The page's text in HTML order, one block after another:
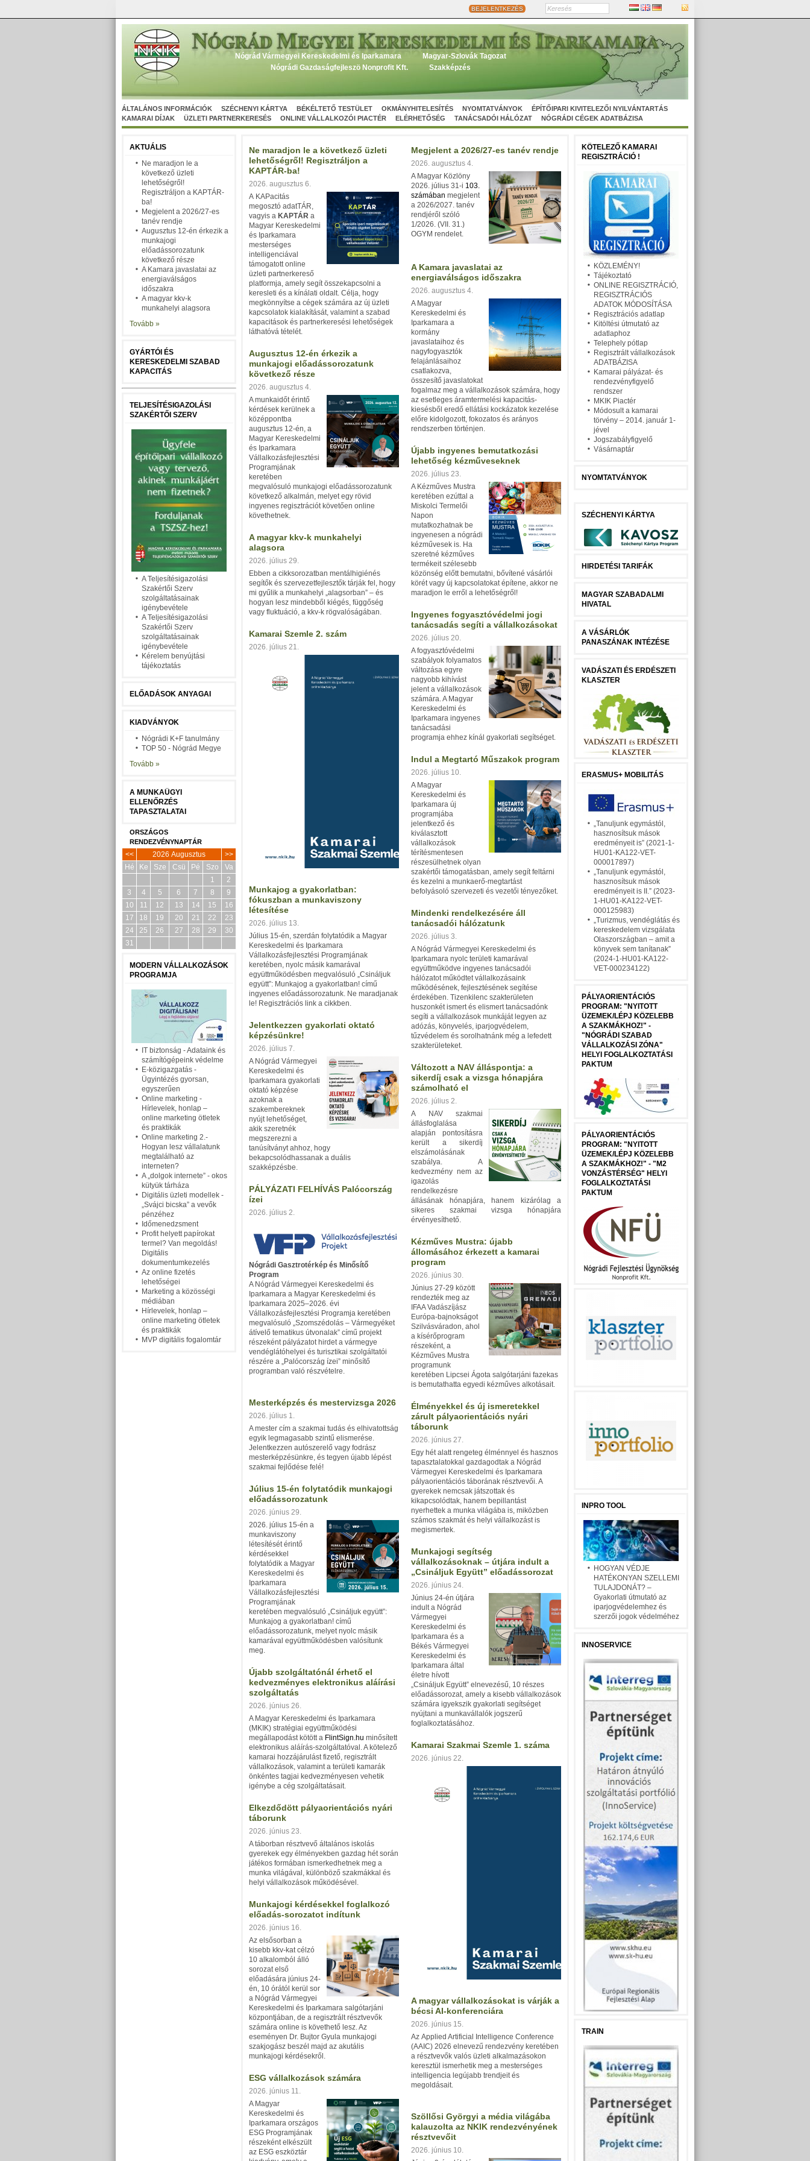
BEJELENTKEZÉS
Nógrád Vármegyei Kereskedelmi és Iparkamara
Magyar-Szlovák Tagozat
Nógrádi Gazdaságfejleszö Nonprofit Kft.
Szakképzés
ÁLTALÁNOS INFORMÁCIÓK SZÉCHENYI KÁRTYA BÉKÉLTETŐ TESTÜLET OKMÁNYHITELESÍTÉS NYOMTATVÁNYOK
ÉPÍTŐIPARI KIVITELEZŐI NYILVÁNTARTÁS
KAMARAI DÍJAK
ÜZLETI PARTNERKERESÉS ONLINE VÁLLALKOZÓI PIACTÉR ELÉRHETŐSÉG TANÁCSADÓI HÁLÓZAT NÓGRÁDI CÉGEK ADATBÁZISA
AKTUÁLIS
Ne maradjon le a
következő üzleti
lehetőségről!
Regisztráljon a KAPTÁR-
ba!
Megjelent a 2026/27-es
tanév rendje
Augusztus 12-én érkezik a
munkajogi
előadássorozatunk
következő része
A Kamara javaslatai az
energiaválságos
időszakra
A magyar kkv-k
munkahelyi alagsora
Tovább »
GYÁRTÓI ÉS
KERESKEDELMI SZABAD
KAPACITÁS
TELJESÍTÉSIGAZOLÁSI
SZAKÉRTŐI SZERV
A Teljesítésigazolási
Szakértői Szerv
szolgáltatásainak
igénybevétele
A Teljesítésigazolási
Szakértői Szerv
szolgáltatásainak
igénybevétele
Kérelem benyújtási
tájékoztatás
ELŐADÁSOK ANYAGAI
KIADVÁNYOK
Nógrádi K+F tanulmány
TOP 50 - Nógrád Megye
Tovább »
A MUNKAÜGYI
ELLENŐRZÉS
TAPASZTALATAI
ORSZÁGOS
RENDEZVÉNYNAPTÁR
<< 2026 Augusztus
>>
Hé
Ke Sze Csü Pé Szo
Va
1
2
3
4 5 6 7 8
9
10
11 12 13 14 15
16
17
18 19 20 21 22
23
24
25 26 27 28 29
30
31
MODERN VÁLLALKOZÁSOK
PROGRAMJA
IT biztonság - Adataink és
számítógépeink védelme
E-közigazgatás -
Ügyintézés gyorsan,
egyszerűen
Online marketing -
Hírlevelek, honlap –
online marketing ötletek
és praktikák
Online marketing 2.-
Hogyan lesz vállalatunk
megtalálható az
interneten?
A „dolgok internete” - okos
kütyük tárháza
Digitális üzleti modellek -
„Svájci bicska” a vevők
pénzéhez
Időmenedzsment
Profit helyett papírokat
termel? Van megoldás!
Digitális
dokumentumkezelés
Az online fizetés
lehetőségei
Marketing a közösségi
médiában
Hírlevelek, honlap –
online marketing ötletek
és praktikák
MVP digitális fogalomtár
Ne maradjon le a következő üzleti
lehetőségről! Regisztráljon a
KAPTÁR-ba!
2026. augusztus 6.
A KAPacitás
megosztó adatTÁR,
vagyis a KAPTÁR a
Magyar Kereskedelmi
és Iparkamara
mesterséges
intelligenciával
támogatott online
üzleti partnerkereső
platformja, amely segít összekapcsolni a
keresleti és a kínálati oldalt. Célja, hogy
megkönnyítse a cégek számára az új üzleti
kapcsolatok kialakítását, valamint a szabad
kapacitások és partnerkeresési lehetőségek
láthatóvá tételét.
Augusztus 12-én érkezik a
munkajogi előadássorozatunk
következő része
2026. augusztus 4.
A munkaidőt érintő
kérdések kerülnek a
középpontba
augusztus 12-én, a
Magyar Kereskedelmi
és Iparkamara
Vállalkozásfejlesztési
Programjának
keretében
megvalósuló munkajogi előadássorozatunk
következő alkalmán, melyet egy rövid
ingyenes regisztrációt követően online
követhetnek.
A magyar kkv-k munkahelyi
alagsora
2026. július 29.
Ebben a cikksorozatban mentálhigiénés
segítők és szervezetfejlesztők tárják fel, hogy
mi gyűlik a munkahelyi „alagsorban” – és
hogyan lesz mindebből kiégés, függőség
vagy fluktuáció, a kkv-k rögvalóságában.
Kamarai Szemle 2. szám
2026. július 21.
Munkajog a gyakorlatban:
fókuszban a munkaviszony
létesítése
2026. július 13.
Július 15-én, szerdán folytatódik a Magyar
Kereskedelmi és Iparkamara
Vállalkozásfejlesztési Programjának
keretében, nyolc másik kamarával
együttműködésben megvalósuló „Csináljuk
együtt”: Munkajog a gyakorlatban! című
ingyenes előadássorozatunk. Ne maradjanak
le! Regisztrációs link a cikkben.
Jelentkezzen gyakorlati oktató
képzésünkre!
2026. július 7.
A Nógrád Vármegyei
Kereskedelmi és
Iparkamara gyakorlati
oktató képzése
azoknak a
szakembereknek
nyújt lehetőséget,
akik szeretnék
megszerezni a
tanúsítványt ahhoz, hogy
bekapcsolódhassanak a duális
szakképzésbe.
PÁLYÁZATI FELHÍVÁS Palócország
ízei
2026. július 2.
Nógrádi Gasztrotérkép és Minősítő
Program
A Nógrád Vármegyei Kereskedelmi és
Iparkamara a Magyar Kereskedelmi és
Iparkamara 2025–2026. évi
Vállalkozásfejlesztési Programja keretében
megvalósuló „Szomszédolás – Vármegyéket
átívelő tematikus útvonalak” című projekt
részeként pályázatot hirdet a vármegye
vendéglátóhelyei és turisztikai szolgáltatói
részére a „Palócország ízei” minősítő
programban való részvételre.
Mesterképzés és mestervizsga 2026
2026. július 1.
A mester cím a szakmai tudás és elhivatottság
egyik legmagasabb szintű elismerése.
Jelentkezzen autószerelő vagy fodrász
mesterképzésünkre, és tegyen újabb lépést
szakmai fejlődése felé!
Július 15-én folytatódik munkajogi
előadássorozatunk
2026. június 29.
2026. július 15-én a
munkaviszony
létesítését érintő
kérdésekkel
folytatódik a Magyar
Kereskedelmi és
Iparkamara
Vállalkozásfejlesztési
Programjának
keretében megvalósuló „Csináljuk együtt”:
Munkajog a gyakorlatban! című
előadássorozatunk, melyet nyolc másik
kamarával együttműködésben valósítunk
meg.
Újabb szolgáltatónál érhető el
kedvezményes elektronikus aláírási
szolgáltatás
2026. június 26.
A Magyar Kereskedelmi és Iparkamara
(MKIK) stratégiai együttműködési
megállapodást kötött a FlintSign.hu minősített
elektronikus aláírás-szolgáltatóval. A kötelező
kamarai hozzájárulást fizető, regisztrált
vállalkozások, valamint a területi kamarák
önkéntes tagjai kedvezményesen vehetik
igénybe a cég szolgáltatásait.
Elkezdődött pályaorientációs nyári
táborunk
2026. június 23.
A táborban résztvevő általános iskolás
gyerekek egy élményekben gazdag hét során
játékos formában ismerkedhetnek meg a
munka világával, különböző szakmákkal és
helyi vállalkozások működésével.
Munkajogi kérdésekkel foglalkozó
előadás-sorozatot indítunk
2026. június 16.
Az elsősorban a
kisebb kkv-kat célzó
10 alkalomból álló
sorozat első
előadására június 24-
én, 10 órától kerül sor
a Nógrád Vármegyei
Kereskedelmi és Iparkamara salgótarjáni
központjában, de a regisztrált résztvevők
számára online is követhető lesz. Az
eseményen Dr. Bujtor Gyula munkajogi
szakjogász beszél majd az akutális
munkajogi kérdésekről.
ESG vállalkozások számára
2026. június 11.
A Magyar
Kereskedelmi és
Iparkamara országos
ESG Programjának
részeként elkészült
az ESG eszköztár
Megjelent a 2026/27-es tanév rendje
2026. augusztus 4.
A Magyar Közlöny
2026. július 31-i 103.
számában megjelent
a 2026/2027. tanév
rendjéről szóló
1/2026. (VII. 31.)
OGYM rendelet.
A Kamara javaslatai az
energiaválságos időszakra
2026. augusztus 4.
A Magyar
Kereskedelmi és
Iparkamara a
kormány
javaslataihoz és
nagyfogyasztók
felajánlásaihoz
csatlakozva,
összesítő javaslatokat
fogalmaz meg a vállalkozások számára, hogy
az esetleges áramtermelési kapacitás-
kiesésből eredő ellátási kockázatok kezelése
előre kidolgozott, fokozatos és arányos
rendszerben történjen.
Újabb ingyenes bemutatkozási
lehetőség kézműveseknek
2026. július 23.
A Kézműves Mustra
keretében ezúttal a
Miskolci Termelői
Napon
mutatkozhatnak be
ingyenesen a nógrádi
kézművesek is. Ha
szeretné kézműves
termékeit szélesebb
közönség előtt bemutatni, bővítené vásárlói
körét vagy új kapcsolatokat építene, akkor ne
maradjon le erről a lehetőségről!
Ingyenes fogyasztóvédelmi jogi
tanácsadás segíti a vállalkozásokat
2026. július 20.
A fogyasztóvédelmi
szabályok folyamatos
változása egyre
nagyobb kihívást
jelent a vállalkozások
számára. A Magyar
Kereskedelmi és
Iparkamara ingyenes
tanácsadási
programja ehhez kínál gyakorlati segítséget.
Indul a Megtartó Műszakok program
2026. július 10.
A Magyar
Kereskedelmi és
Iparkamara új
programjába
jelentkező és
kiválasztott
vállalkozások
térítésmentesen
részesülhetnek olyan
szakértői támogatásban, amely segít feltárni
és kezelni a munkaerő-megtartást
befolyásoló szervezeti és vezetői tényezőket.
Mindenki rendelkezésére áll
tanácsadói hálózatunk
2026. július 3.
A Nógrád Vármegyei Kereskedelmi és
Iparkamara nyolc területi kamarával
együttműködve ingyenes tanácsadói
hálózatot működtet vállalkozásaink
működésének, fejlesztésének segítése
érdekében. Tizenkilenc szakterületen
huszonkét ismert és elismert tanácsadónk
segíti a vállalkozások munkáját legyen az
adózás, könyvelés, iparjogvédelem,
tűzvédelem és sorolhatnánk még a lefedett
szakterületeket.
Változott a NAV álláspontja: a
sikerdíj csak a vizsga hónapjára
számolható el
2026. július 2.
A NAV szakmai
állásfoglalása
alapján pontosításra
került a sikerdíj
elszámolásának
szabálya. A
kedvezmény nem az
igazolás
rendelkezésre
állásának hónapjára, hanem kizárólag a
sikeres szakmai vizsga hónapjára
érvényesíthető.
Kézműves Mustra: újabb
állomásához érkezett a kamarai
program
2026. június 30.
Június 27-29 között
rendezték meg az
IFAA Vadászíjász
Európa-bajnokságot
Szilvásváradon, ahol
a kísérőprogram
részeként, a
Kézműves Mustra
programunk
keretében Lipcsei Ágota salgótarjáni fazekas
is bemutathatta egyedi kézműves alkotásait.
Élményekkel és új ismeretekkel
zárult pályaorientációs nyári
táborunk
2026. június 27.
Egy hét alatt rengeteg élménnyel és hasznos
tapasztalatokkal gazdagodtak a Nógrád
Vármegyei Kereskedelmi és Iparkamara
pályaorientációs táborának résztvevői. A
gyerekek nemcsak játszottak és
kikapcsolódtak, hanem bepillantást
nyerhettek a munka világába is, miközben
számos szakmát és helyi vállalkozást is
megismertek.
Munkajogi segítség
vállalkozásoknak – útjára indult a
„Csináljuk Együtt” előadássorozat
2026. június 24.
Június 24-én útjára
indult a Nógrád
Vármegyei
Kereskedelmi és
Iparkamara és a
Békés Vármegyei
Kereskedelmi és
Iparkamara által
életre hívott
„Csináljuk Együtt” elnevezésű, 10 részes
előadássorozat, amely a kisebb vállalkozások
számára igyekszik gyakorlati segítséget
nyújtani a munkavállalók jogszerű
foglalkoztatásához.
Kamarai Szakmai Szemle 1. száma
2026. június 22.
A magyar vállalkozásokat is várják a
bécsi AI-konferenciára
2026. június 15.
Az Applied Artificial Intelligence Conference
(AAIC) 2026 elnevezű rendezvény keretében
a résztvevők valós üzleti alkalmazásokon
keresztül ismerhetik meg a mesterséges
intelligencia legújabb trendjeit és
megoldásait.
Szöllősi Györgyi a média világába
kalauzolta az NKIK rendezvényének
résztvevőit
2026. június 10.
KÖTELEZŐ KAMARAI
REGISZTRÁCIÓ !
KÖZLEMÉNY!
Tájékoztató
ONLINE REGISZTRÁCIÓ,
REGISZTRÁCIÓS
ADATOK MÓDOSÍTÁSA
Regisztrációs adatlap
Kitöltési útmutató az
adatlaphoz
Telephely pótlap
Regisztrált vállalkozások
ADATBÁZISA
Kamarai pályázat- és
rendezvényfigyelő
rendszer
MKIK Piactér
Módosult a kamarai
törvény – 2014. január 1-
jével
Jogszabályfigyelő
Vásárnaptár
NYOMTATVÁNYOK
SZÉCHENYI KÁRTYA
HIRDETÉSI TARIFÁK
MAGYAR SZABADALMI
HIVATAL
A VÁSÁRLÓK
PANASZÁNAK INTÉZÉSE
VADÁSZATI ÉS ERDÉSZETI
KLASZTER
ERASMUS+ MOBILITÁS
„Tanuljunk egymástól,
hasznosítsuk mások
eredményeit is” (2021-1-
HU01-KA122-VET-
000017897)
„Tanuljunk egymástól,
hasznosítsuk mások
eredményeit is II.” (2023-
1-HU01-KA122-VET-
000125983)
„Turizmus, vendéglátás és
kereskedelem vizsgálata
Olaszországban – amit a
könyvek sem tanítanak”
(2024-1-HU01-KA122-
VET-000234122)
PÁLYAORIENTÁCIÓS
PROGRAM: "NYITOTT
ÜZEMEK/LÉPJ KÖZELEBB
A SZAKMÁKHOZ!" -
"NÓGRÁDI SZABAD
VÁLLALKOZÁSI ZÓNA"
HELYI FOGLALKOZTATÁSI
PAKTUM
PÁLYAORIENTÁCIÓS
PROGRAM: "NYITOTT
ÜZEMEK/LÉPJ KÖZELEBB
A SZAKMÁKHOZ!" - "M2
VONZÁSTÉRSÉG" HELYI
FOGLALKOZTATÁSI
PAKTUM
INPRO TOOL
HOGYAN VÉDJE
HATÉKONYAN SZELLEMI
TULAJDONÁT? –
Gyakorlati útmutató az
iparjogvédelemhez és
szerzői jogok védelméhez
INNOSERVICE
TRAIN